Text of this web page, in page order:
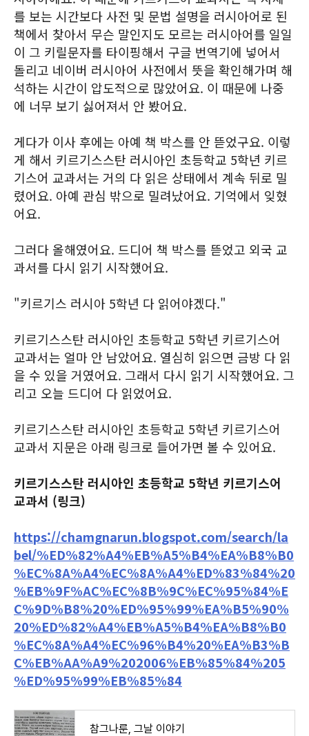
를 보는 시간보다 사전 및 문법 설명을 러시아어로 된
책에서 찾아서 무슨 말인지도 모르는 러시아어를 일일
이 그 키릴문자를 타이핑해서 구글 번역기에 넣어서
돌리고 네이버 러시아어 사전에서 뜻을 확인해가며 해
석하는 시간이 압도적으로 많았어요. 이 때문에 나중
에 너무 보기 싫어져서 안 봤어요.
게다가 이사 후에는 아예 책 박스를 안 뜯었구요. 이렇
게 해서 키르기스스탄 러시아인 초등학교 5학년 키르
기스어 교과서는 거의 다 읽은 상태에서 계속 뒤로 밀
렸어요. 아예 관심 밖으로 밀려났어요. 기억에서 잊혔
어요.
그러다 올해였어요. 드디어 책 박스를 뜯었고 외국 교
과서를 다시 읽기 시작했어요.
"키르기스 러시아 5학년 다 읽어야겠다."
키르기스스탄 러시아인 초등학교 5학년 키르기스어
교과서는 얼마 안 남았어요. 열심히 읽으면 금방 다 읽
을 수 있을 거였어요. 그래서 다시 읽기 시작했어요. 그
리고 오늘 드디어 다 읽었어요.
키르기스스탄 러시아인 초등학교 5학년 키르기스어
교과서 지문은 아래 링크로 들어가면 볼 수 있어요.
키르기스스탄 러시아인 초등학교 5학년 키르기스어
교과서 (링크)
https://chamgnarun.blogspot.com/search/la
bel/%ED%82%A4%EB%A5%B4%EA%B8%B0
%EC%8A%A4%EC%8A%A4%ED%83%84%20
%EB%9F%AC%EC%8B%9C%EC%95%84%E
C%9D%B8%20%ED%95%99%EA%B5%90%
20%ED%82%A4%EB%A5%B4%EA%B8%B0
%EC%8A%A4%EC%96%B4%20%EA%B3%B
C%EB%AA%A9%202006%EB%85%84%205
%ED%95%99%EB%85%84
참그나룬, 그날 이야기